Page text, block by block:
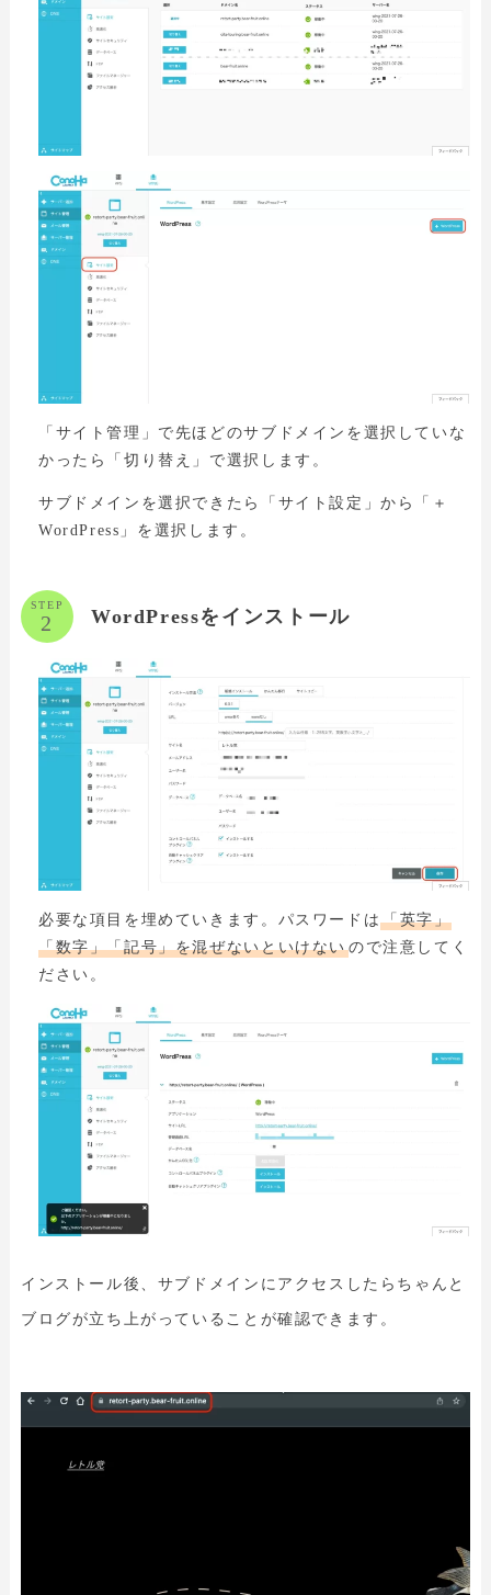
「サイト管理」で先ほどのサブドメインを選択していな
かったら「切り替え」で選択します。
サブドメインを選択できたら「サイト設定」から「＋
WordPress」を選択します。
STEP
WordPressをインストール
必要な項目を埋めていきます。パスワードは「英字」
「数字」「記号」を混ぜないといけないので注意してく
ださい。
インストール後、サブドメインにアクセスしたらちゃんと
ブログが立ち上がっていることが確認できます。